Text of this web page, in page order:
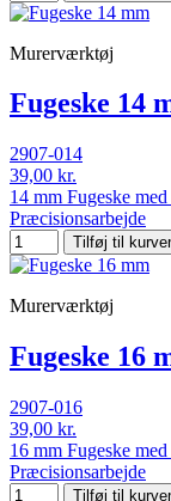
Murerværktøj
Fugeske 14
2907-014
39,00 kr.
14 mm Fugeske
Præcisionsarbejde
Tilføj til
Murerværktøj
Fugeske 16
2907-016
39,00 kr.
16 mm Fugeske
Præcisionsarbejde
Tilføj til